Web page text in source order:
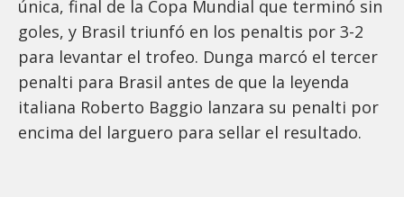
única, final de la Copa Mundial que terminó sin
goles, y Brasil triunfó en los penaltis por 3-2
para levantar el trofeo. Dunga marcó el tercer
penalti para Brasil antes de que la leyenda
italiana Roberto Baggio lanzara su penalti por
encima del larguero para sellar el resultado.